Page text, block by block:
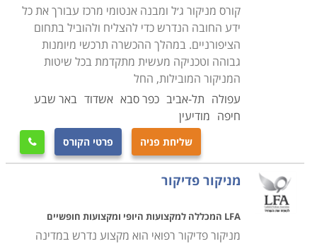
קורס מניקור ג׳ל ומבנה אנטומי מרכז עבורך את כל
ידע החובה הנדרש כדי להצליח ולהוביל בתחום
הציפורניים. במהלך ההכשרה תרכשי מיומנות
גבוהה וטכניקה מעשית מתקדמת בכל שיטות
המניקור המובילות, החל
עפולה תל-אביב כפר סבא אשדוד באר שבע
חיפה מודיעין
שליחת פניה פרטי הקורס 
מניקור פדיקור
LFA המכללה למקצועות היופי ומקצועות חופשיים
מניקור פדיקור רפואי הוא מקצוע נדרש במדינה